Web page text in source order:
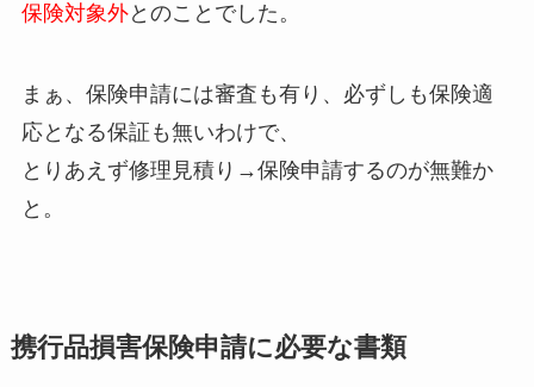
保険対象外とのことでした。
まぁ、保険申請には審査も有り、必ずしも保険適
応となる保証も無いわけで、
とりあえず修理見積り→保険申請するのが無難か
と。
携行品損害保険申請に必要な書類